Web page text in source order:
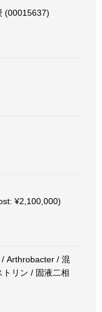
(00015637)
¥2,100,000)
Arthrobacter / 混
リン / 固液二相